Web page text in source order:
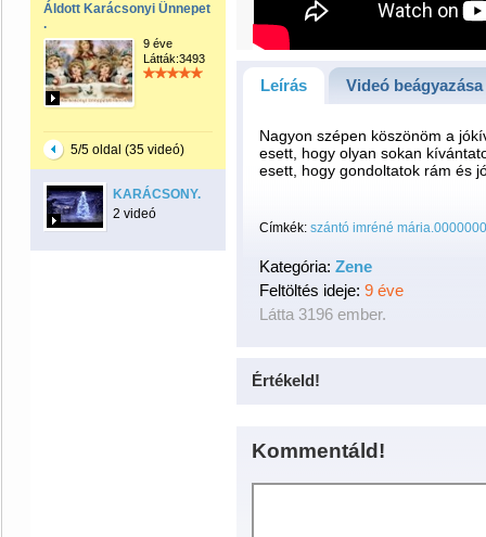
Áldott Karácsonyi Ünnepet
.
9 éve
Látták:3493
5/5 oldal (35 videó)
KARÁCSONY.
2 videó
Leírás Videó beágyazása
Nagyon szépen köszönöm a
esett, hogy olyan sokan
esett, hogy gondoltatok rám és
Címkék: szántó imréné
Kategória: Zene
Feltöltés ideje: 9 éve
Látta 3196 ember.
Értékeld!
Kommentáld!